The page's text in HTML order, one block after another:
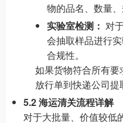
物的品名、数量、
实验室检测： 对
会抽取样品进行
合规性。
如果货物符合所有
放行单到快递公司提
5.2 海运清关流程详解
对于大批量、价值较低